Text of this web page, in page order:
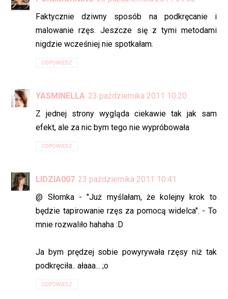
Faktycznie dziwny sposób na podkręcanie i
malowanie rzęs. Jeszcze się z tymi metodami
nigdzie wcześniej nie spotkałam.
ODPOWIEDZ
YASMINELLA 23 października 2011 10:20
Z jednej strony wygląda ciekawie tak jak sam
efekt, ale za nic bym tego nie wypróbowała
ODPOWIEDZ
LIDZIA007 23 października 2011 10:41
@ Słomka - "Już myślałam, że kolejny krok to
będzie tapirowanie rzęs za pomocą widelca". - To
mnie rozwaliło hahaha :D
Ja bym prędzej sobie powyrywała rzęsy niż tak
podkręciła.. ałaaa... ;o
ODPOWIEDZ